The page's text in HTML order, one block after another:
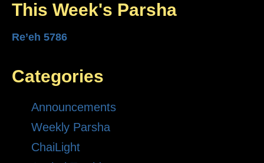
This Week's Parsha
Re’eh 5786
Categories
Announcements
Weekly Parsha
ChaiLight